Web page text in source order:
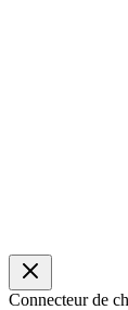
Connecteur de